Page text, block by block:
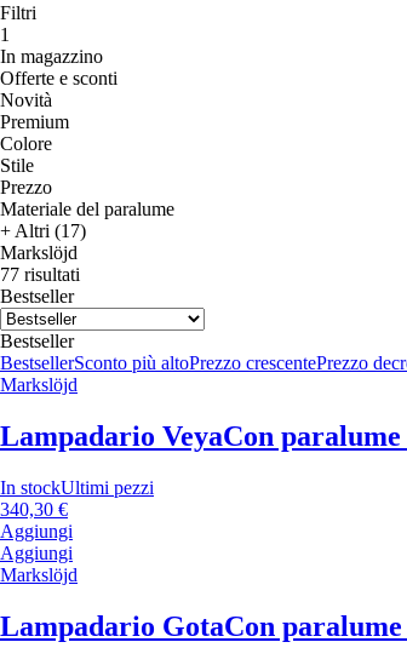
Filtri
1
In magazzino
Offerte e sconti
Novità
Premium
Colore
Stile
Prezzo
Materiale del paralume
+ Altri (17)
Markslöjd
77 risultati
Bestseller
Bestseller
BestsellerSconto più altoPrezzo crescentePrezzo
Markslöjd
Lampadario VeyaCon paralume
In stockUltimi pezzi
340,30 €
Aggiungi
Aggiungi
Markslöjd
Lampadario GotaCon